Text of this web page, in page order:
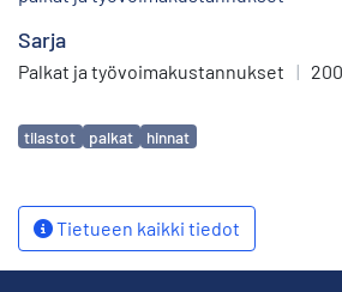
Sarja
Palkat ja työvoimakustannukset |
Avainsanat
tilastot palkat hinnat
Tietueen kaikki tiedot